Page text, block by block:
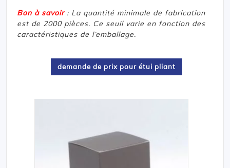
Bon à savoir: La quantité minimale de fabrication
est de 2000 pièces. Ce seuil varie en fonction des
caractéristiques de l’emballage.
demande de prix pour étui pliant